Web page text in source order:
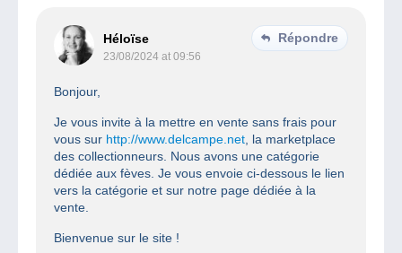
Héloïse
23/08/2024 at 09:56
Répondre
Bonjour,
Je vous invite à la mettre en vente sans frais pour
vous sur http://www.delcampe.net , la marketplace
des collectionneurs. Nous avons une catégorie
dédiée aux fèves. Je vous envoie ci-dessous le lien
vers la catégorie et sur notre page dédiée à la
vente.
Bienvenue sur le site !